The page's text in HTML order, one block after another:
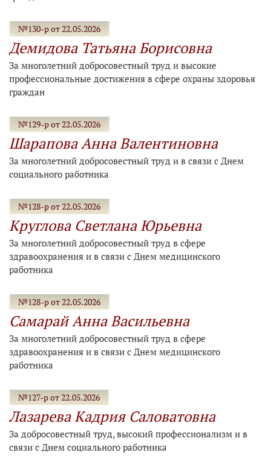
№130-р от 22.05.2026
Демидова Татьяна Борисовна
За многолетний добросовестный труд и высокие
профессиональные достижения в сфере охраны здоровья
граждан
№129-р от 22.05.2026
Шарапова Анна Валентиновна
За многолетний добросовестный труд и в связи с Днем
социального работника
№128-р от 22.05.2026
Круглова Светлана Юрьевна
За многолетний добросовестный труд в сфере
здравоохранения и в связи с Днем медицинского
работника
№128-р от 22.05.2026
Самарай Анна Васильевна
За многолетний добросовестный труд в сфере
здравоохранения и в связи с Днем медицинского
работника
№127-р от 22.05.2026
Лазарева Кадрия Саловатовна
За добросовестный труд, высокий профессионализм и в
связи с Днем социального работника